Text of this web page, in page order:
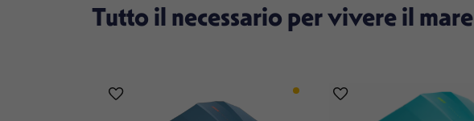
Tutto il necessario per vivere il mare